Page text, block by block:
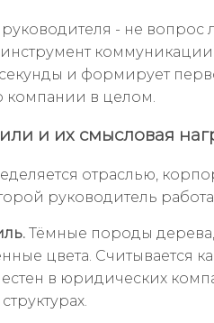
- не
и формирует
компании в целом.
и их смысловая
отраслью,
руководитель
Тёмные породы
цвета. Считывается
в юридических